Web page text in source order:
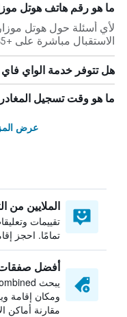
ما هو رقم هاتف هوتل
لأي أسئلة حول هوتل
الاستقبال مباشرة على +385 5171 8260.
هل تتوفر خدمة الواي
ما هو وقت تسجيل
عرض
الملايين من
تقييمات
تمامًا. احجز
أفضل صفقات
ومكان إقامة
مقارنة أماكن